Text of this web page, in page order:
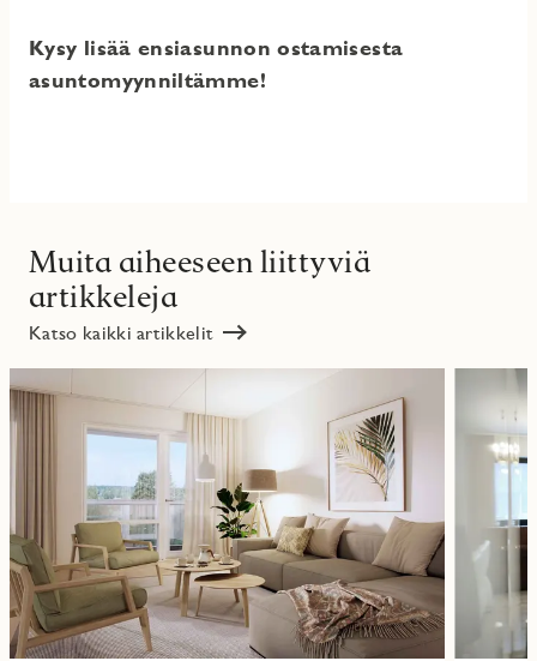
Kysy lisää ensiasunnon ostamisesta
asuntomyynniltämme!
Muita aiheeseen liittyviä
artikkeleja
Katso kaikki artikkelit